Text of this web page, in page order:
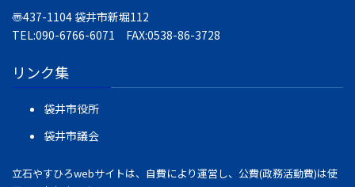
〠437-1104 袋井市新堀112
TEL:090-6766-6071 FAX:0538-86-3728
リンク集
袋井市役所
袋井市議会
立石やすひろwebサイトは、自費により運営し、公費(政務活動費)は使